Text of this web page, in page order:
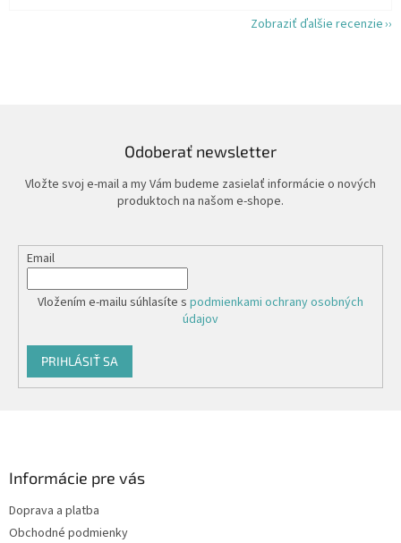
Zobraziť ďalšie recenzie
Odoberať newsletter
Vložte svoj e-mail a my Vám budeme zasielať informácie o nových
produktoch na našom e-shope.
Email
Vložením e-mailu súhlasíte s podmienkami ochrany osobných
údajov
PRIHLÁSIŤ SA
Informácie pre vás
Doprava a platba
Obchodné podmienky